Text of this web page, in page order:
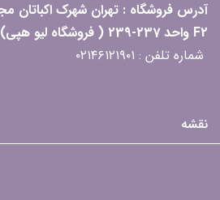
آدرس فروشگاه : تهران شهرک اکباتان
F2 واحد 237-239 ( فروشگاه لیو هپی)
شماره تلفن : ۰۲۱۴۶۱۲۱۹۰۱
نقشه